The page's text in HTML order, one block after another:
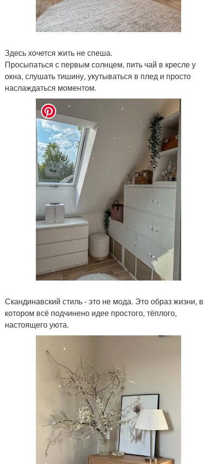
Здесь хочется жить не спеша.
Просыпаться с первым солнцем, пить чай в кресле у
окна, слушать тишину, укутываться в плед и просто
наслаждаться моментом.
Скандинавский стиль - это не мода. Это образ жизни, в
котором всё подчинено идее простого, тёплого,
настоящего уюта.